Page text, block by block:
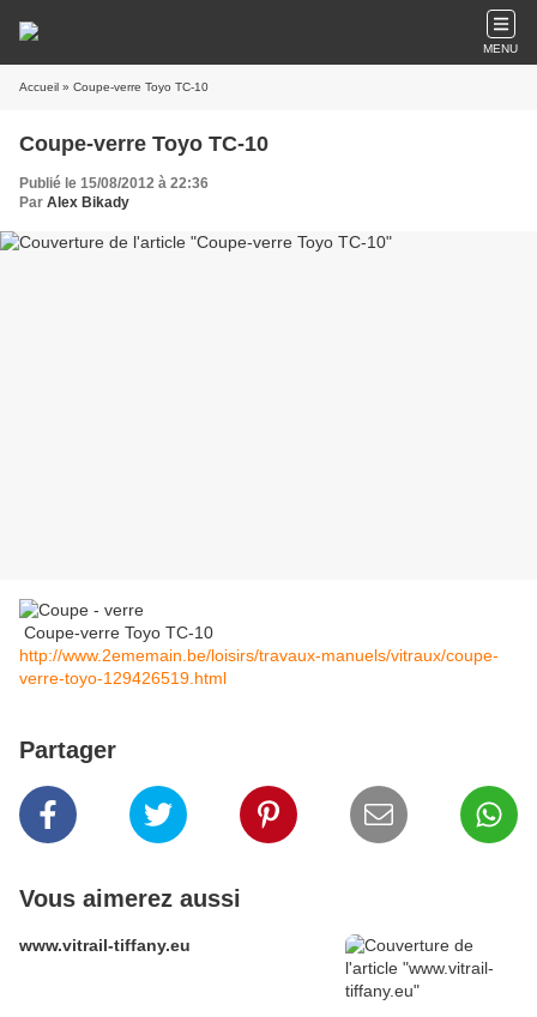
MENU
Accueil » Coupe-verre Toyo TC-10
Coupe-verre Toyo TC-10
Publié le 15/08/2012 à 22:36
Par Alex Bikady
Coupe-verre Toyo TC-10
http://www.2ememain.be/loisirs/travaux-manuels/vitraux/coupe-
verre-toyo-129426519.html
Partager
Vous aimerez aussi
www.vitrail-tiffany.eu